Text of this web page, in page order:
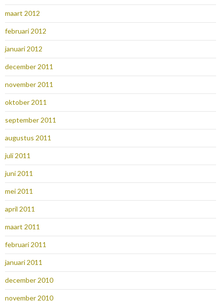
maart 2012
februari 2012
januari 2012
december 2011
november 2011
oktober 2011
september 2011
augustus 2011
juli 2011
juni 2011
mei 2011
april 2011
maart 2011
februari 2011
januari 2011
december 2010
november 2010